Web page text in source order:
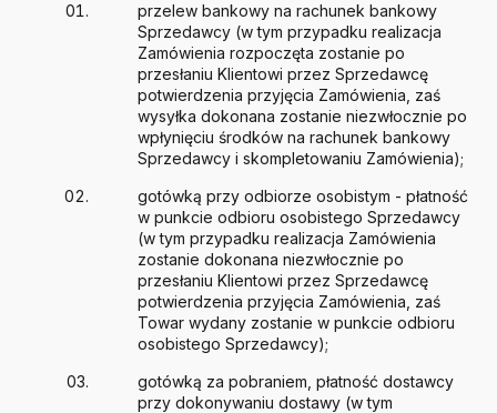
przelew bankowy na rachunek bankowy
Sprzedawcy (w tym przypadku realizacja
Zamówienia rozpoczęta zostanie po
przesłaniu Klientowi przez Sprzedawcę
potwierdzenia przyjęcia Zamówienia, zaś
wysyłka dokonana zostanie niezwłocznie po
wpłynięciu środków na rachunek bankowy
Sprzedawcy i skompletowaniu Zamówienia);
gotówką przy odbiorze osobistym - płatność
w punkcie odbioru osobistego Sprzedawcy
(w tym przypadku realizacja Zamówienia
zostanie dokonana niezwłocznie po
przesłaniu Klientowi przez Sprzedawcę
potwierdzenia przyjęcia Zamówienia, zaś
Towar wydany zostanie w punkcie odbioru
osobistego Sprzedawcy);
gotówką za pobraniem, płatność dostawcy
przy dokonywaniu dostawy (w tym